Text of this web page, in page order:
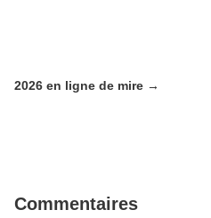
2026 en ligne de mire →
Commentaires